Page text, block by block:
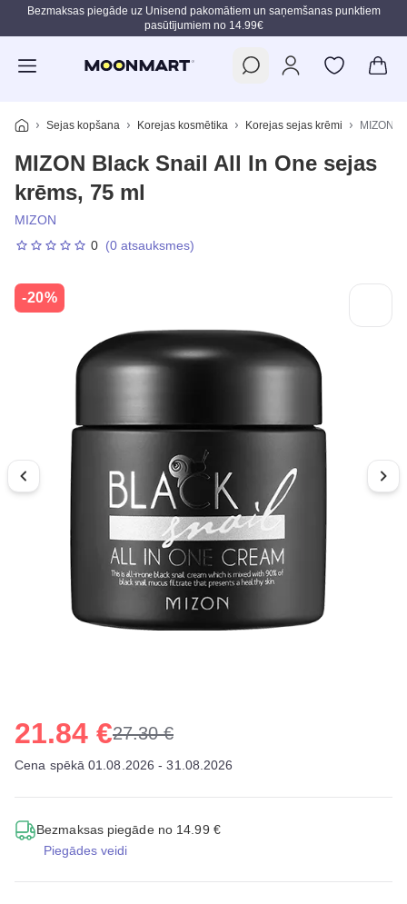
Pāriet uz galveno saturu
Bezmaksas piegāde uz Unisend pakomātiem un saņemšanas punktiem
pasūtījumiem no 14.99€
Sejas kopšana Korejas kosmētika Korejas sejas krēmi MIZON
MIZON Black Snail All In One sejas
krēms, 75 ml
MIZON
0 (0 atsauksmes)
-20%
21.84 €27.30 €
Cena spēkā 01.08.2026 - 31.08.2026
Bezmaksas piegāde no 14.99 €
Piegādes veidi